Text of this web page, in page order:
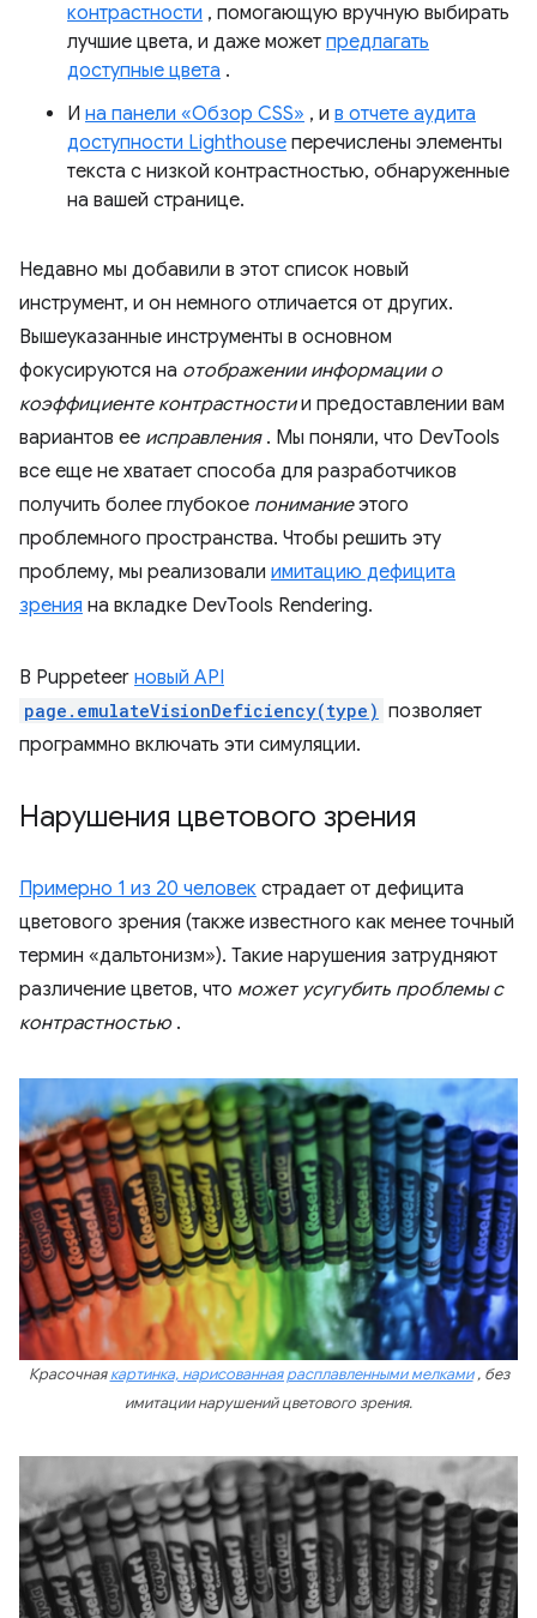
контрастности , помогающую вручную выбирать
лучшие цвета, и даже может предлагать
доступные цвета .
И на панели «Обзор CSS» , и в отчете аудита
доступности Lighthouse перечислены элементы
текста с низкой контрастностью, обнаруженные
на вашей странице.
Недавно мы добавили в этот список новый
инструмент, и он немного отличается от других.
Вышеуказанные инструменты в основном
фокусируются на отображении информации о
коэффициенте контрастностии предоставлении вам
вариантов ее исправления. Мы поняли, что DevTools
все еще не хватает способа для разработчиков
получить более глубокое пониманиеэтого
проблемного пространства. Чтобы решить эту
проблему, мы реализовали имитацию дефицита
зрения на вкладке DevTools Rendering.
В Puppeteer новый API
page.emulateVisionDeficiency(type) позволяет
программно включать эти симуляции.
Нарушения цветового зрения
Примерно 1 из 20 человек страдает от дефицита
цветового зрения (также известного как менее точный
термин «дальтонизм»). Такие нарушения затрудняют
различение цветов, что может усугубить проблемы с
контрастностью.
Красочнаякартинка, нарисованная расплавленными мелками, без
имитации нарушений цветового зрения.